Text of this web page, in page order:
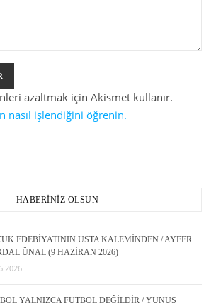
azaltmak için Akismet kullanır.
nasıl işlendiğini öğrenin.
HABERİNİZ OLSUN
EDEBİYATININ USTA KALEMİNDEN / AYFER
ÜNAL (9 HAZİRAN 2026)
YALNIZCA FUTBOL DEĞİLDİR / YUNUS